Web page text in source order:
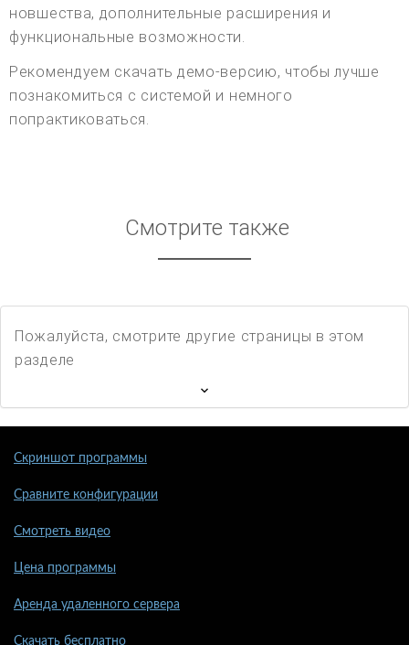
новшества, дополнительные расширения и
функциональные возможности.
Рекомендуем скачать демо-версию, чтобы лучше
познакомиться с системой и немного
попрактиковаться.
Смотрите также
Пожалуйста, смотрите другие страницы в этом
разделе
Скриншот программы
Сравните конфигурации
Смотреть видео
Цена программы
Аренда удаленного сервера
Скачать бесплатно